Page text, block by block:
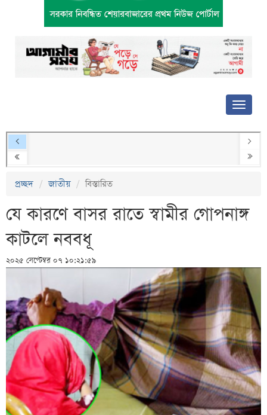
প্রচ্ছদ জাতীয় বিস্তারিত
যে কারণে বাসর রাতে স্বামীর গোপনাঙ্গ
কাটলে নববধূ
২০২৫ সেপ্টেম্বর ০৭ ১০:২১:৫৯